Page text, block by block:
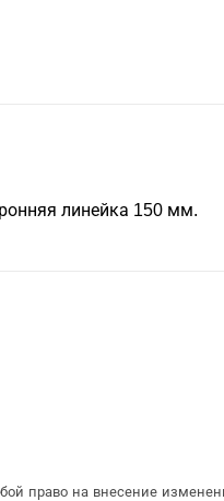
линейка 150 мм.
право на внесение